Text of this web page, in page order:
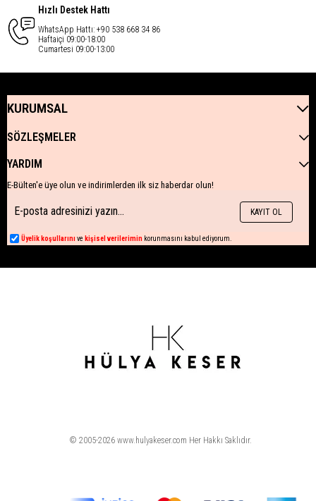
Hızlı Destek Hattı
WhatsApp Hattı: +90 538 668 34 86
Haftaiçi 09:00-18:00
Cumartesi 09:00-13:00
KURUMSAL
SÖZLEŞMELER
YARDIM
E-Bülten'e üye olun ve indirimlerden ilk siz haberdar olun!
KAYIT OL
Üyelik koşullarını ve kişisel verilerimin korunmasını kabul ediyorum.
© 2005-2026 www.hulyakeser.com Her Hakkı Saklıdır.